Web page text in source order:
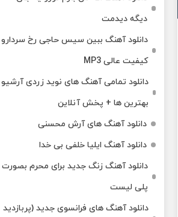
دیگه دیدمت
دانلود آهنگ ببین سیس حاجی رخ سردارو
کیفیت عالی MP3
دانلود تمامی آهنگ های نوید زردی آرشیو
بهترین ها + پخش آنلاین
دانلود آهنگ های آرش محسنی
دانلود آهنگ ایلیا خلفی بی خدا
دانلود آهنگ زنگ جدید برای محرم بصورت
پلی لیست
دانلود آهنگ های فرانسوی جدید (پربازدید